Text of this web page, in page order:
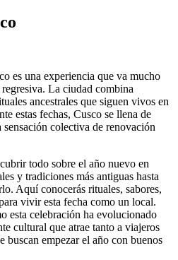
es una experiencia que va mucho
La ciudad combina
ancestrales que siguen vivos en
estas fechas, Cusco se llena de
colectiva de renovación
todo sobre el año nuevo en
y tradiciones más antiguas hasta
Aquí conocerás rituales, sabores,
vivir esta fecha como un local.
esta celebración ha evolucionado
cultural que atrae tanto a viajeros
buscan empezar el año con buenos